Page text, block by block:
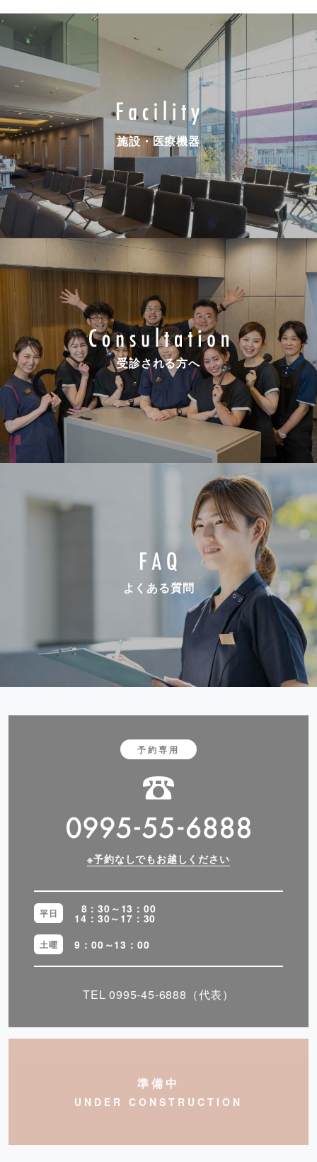
施設・医療機器
受診される方へ
よくある質問
予約専用
※予約なしでもお越しください
平日 8：30～13：00
14：30～17：30
土曜 9：00～13：00
TEL0995-45-6888 （代表）
準備中
UNDER CONSTRUCTION